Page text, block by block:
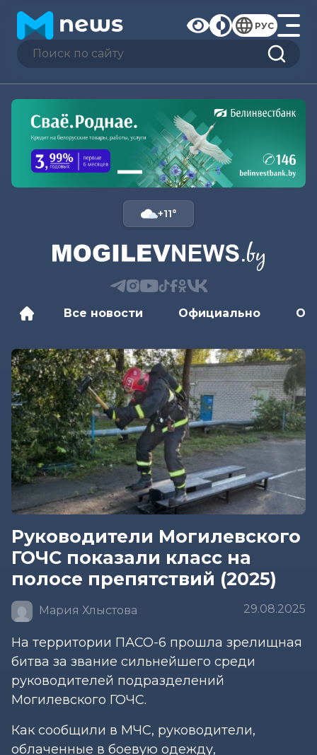
РУС
+11°
Все новости Официально
Руководители Могилевского
ГОЧС показали класс на
полосе препятствий (2025)
Мария Хлыстова 29.08.2025
На территории ПАСО-6 прошла зрелищная
битва за звание сильнейшего среди
руководителей подразделений
Могилевского ГОЧС.
Как сообщили в МЧС, руководители,
облаченные в боевую одежду,